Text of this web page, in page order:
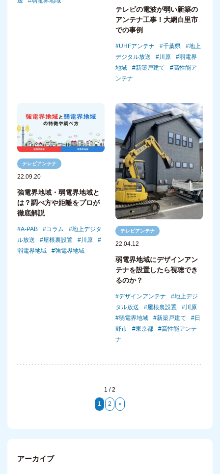
テレビの電波が弱い新築の
アンテナ工事！大網白里市
での事例
UHFアンテナ 千葉県
地上
デジタル放送
川原
弱電界
地域
新築戸建て
高性能ア
ンテナ
テレビアンテナ
22.09.20
強電界地域・弱電界地域と
は？調べ方や距離をプロが
徹底解説
A-PAB コラム
地上デジタ
ル放送
屋根裏設置
川原
弱電界地域
強電界地域
テレビアンテナ
22.04.12
弱電界地域にデザインアン
テナを設置したら視聴でき
るのか？
デザインアンテナ
地上デジ
タル放送
屋根裏設置
川原
弱電界地域
新築戸建て
日
野市
東京都
高性能アンテ
ナ
1 / 2
1 2 »
アーカイブ